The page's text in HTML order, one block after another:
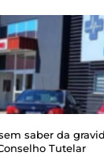
saber da
Tutelar